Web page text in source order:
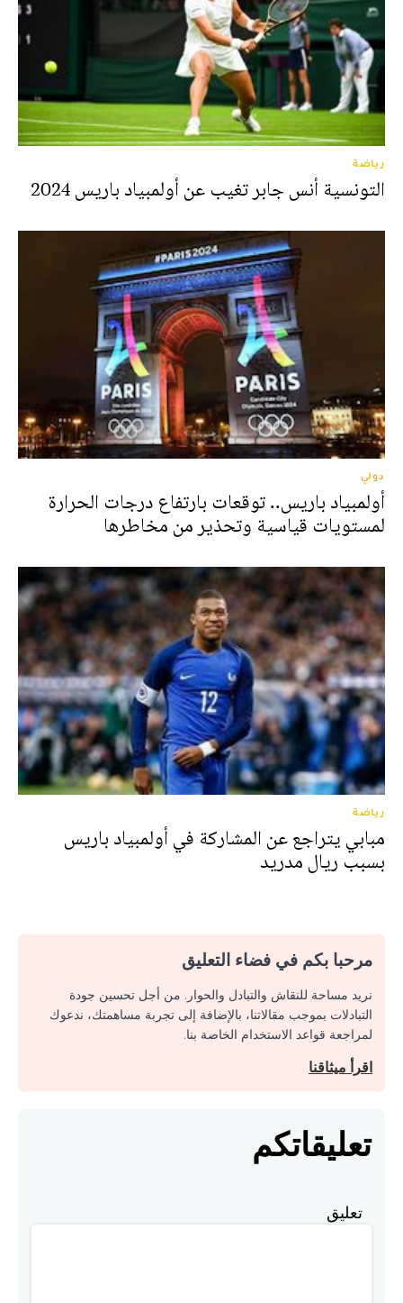
رياضة
التونسية أنس جابر تغيب عن أولمبياد باريس 2024
دولي
أولمبياد باريس.. توقعات بارتفاع درجات الحرارة
لمستويات قياسية وتحذير من مخاطرها
رياضة
مبابي يتراجع عن المشاركة في أولمبياد باريس
بسبب ريال مدريد
مرحبا بكم في فضاء التعليق
نريد مساحة للنقاش والتبادل والحوار. من أجل تحسين جودة
التبادلات بموجب مقالاتنا، بالإضافة إلى تجربة مساهمتك، ندعوك
لمراجعة قواعد الاستخدام الخاصة بنا.
اقرأ ميثاقنا
تعليقاتكم
تعليق